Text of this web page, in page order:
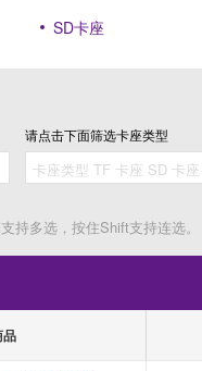
SD卡座
请点击下面筛选卡座类型
持多选，按住Shift支持连选
品